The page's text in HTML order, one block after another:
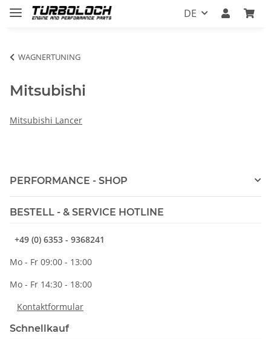
DE
WAGNERTUNING
Mitsubishi
Mitsubishi Lancer
PERFORMANCE - SHOP
BESTELL - & SERVICE HOTLINE
+49 (0) 6353 - 9368241
Mo - Fr 09:00 - 13:00
Mo - Fr 14:30 - 18:00
Kontaktformular
Schnellkauf